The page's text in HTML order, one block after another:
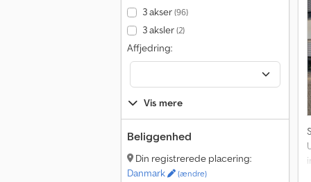
3 akser(96)
3 aksler(2)
Affjedring:
Vis mere
Beliggenhed
Din registrerede placering:
Danmark
(ændre)